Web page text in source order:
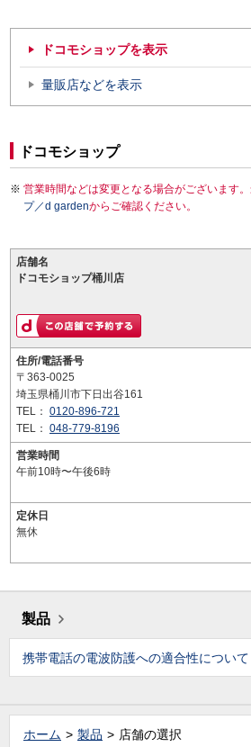
ドコモショップを表示
量販店などを表示
ドコモショップ
営業時間などは変更となる場合がございます
プ／d gardenからご確認ください。
店舗名
ドコモショップ桶川店
住所/電話番号
〒363-0025
埼玉県桶川市下日出谷161
TEL： 0120-896-721
TEL： 048-779-8196
営業時間
午前10時〜午後6時
定休日
無休
製品
携帯電話の電波防護への適合性について
ホーム 製品 店舗の選択